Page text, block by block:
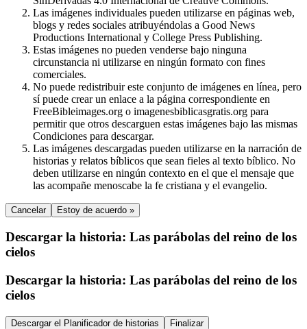
Las imágenes individuales pueden utilizarse en páginas web,
blogs y redes sociales atribuyéndolas a Good News
Productions International y College Press Publishing.
Estas imágenes no pueden venderse bajo ninguna
circunstancia ni utilizarse en ningún formato con fines
comerciales.
No puede redistribuir este conjunto de imágenes en línea, pero
sí puede crear un enlace a la página correspondiente en
FreeBibleimages.org o imagenesbiblicasgratis.org para
permitir que otros descarguen estas imágenes bajo las mismas
Condiciones para descargar.
Las imágenes descargadas pueden utilizarse en la narración de
historias y relatos bíblicos que sean fieles al texto bíblico. No
deben utilizarse en ningún contexto en el que el mensaje que
las acompañe menoscabe la fe cristiana y el evangelio.
Cancelar Estoy de acuerdo »
Descargar la historia: Las parábolas del reino de los
cielos
Descargar la historia: Las parábolas del reino de los
cielos
Descargar el Planificador de historias Finalizar